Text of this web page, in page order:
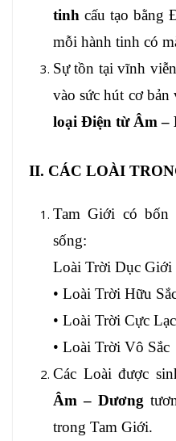
tinh cấu tạo bằng
mỗi hành tinh có
Sự tồn tại vĩnh
vào sức hút cơ bản
loại Điện từ Âm –
II. CÁC LOÀI
Tam Giới có bốn
sống:
Loài Trời Dục Giới
• Loài Trời Hữu
• Loài Trời Cực Lạc
• Loài Trời Vô Sắc
Các Loài được
Âm – Dương
trong Tam Giới.